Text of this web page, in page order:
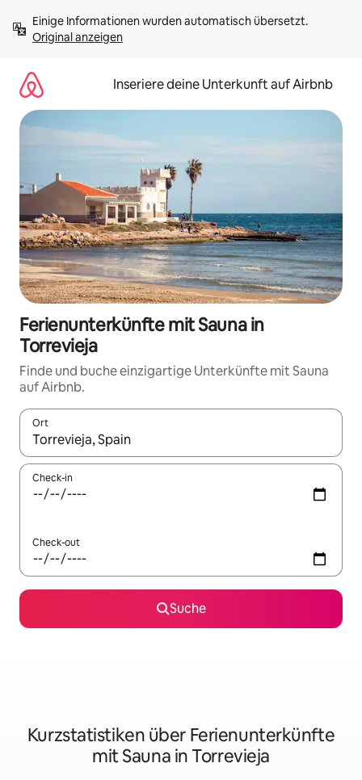
Inhalten
springenOriginal anzeigen
Inseriere deine Unterkunft auf Airbnb
Ferienunterkünfte mit Sauna in
Torrevieja
Finde und buche einzigartige Unterkünfte mit Sauna
auf Airbnb.
Ort
Wenn Ergebnisse verfügbar sind, navigiere mit den
Check-in
Check-out
Suche
Kurzstatistiken über Ferienunterkünfte
mit Sauna in Torrevieja